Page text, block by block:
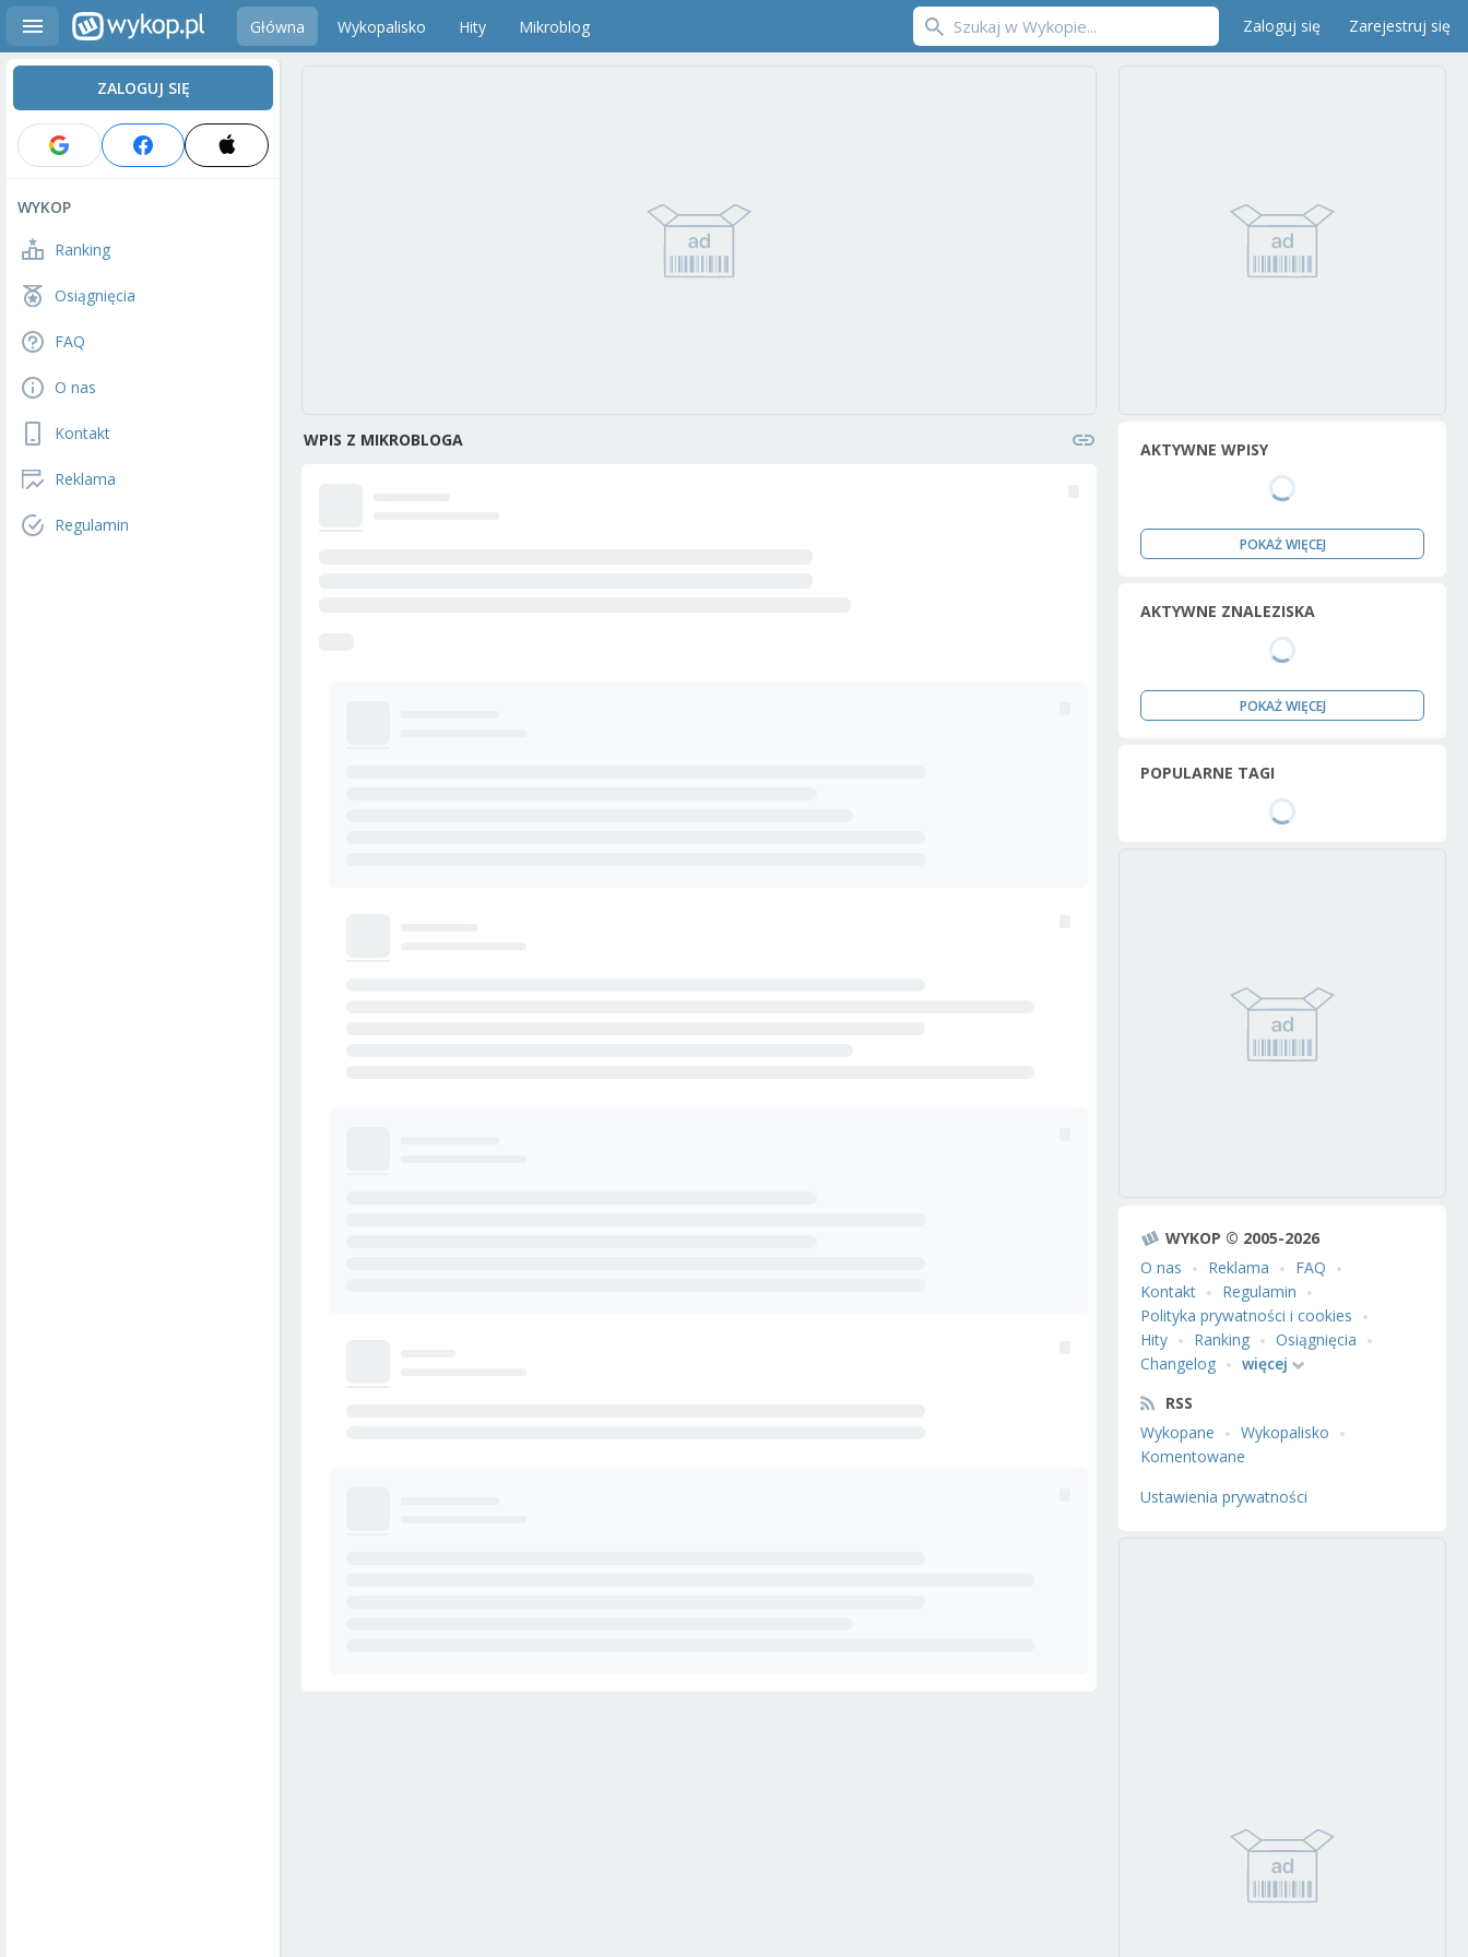
Główna Wykopalisko Hity Mikroblog Zaloguj się Zarejestruj się
ZALOGUJ SIĘ
WYKOP
Ranking
Osiągnięcia
FAQ
O nas
Kontakt
Reklama
Regulamin
WPIS Z MIKROBLOGA AKTYWNE WPISY
POKAŻ WIĘCEJ
AKTYWNE ZNALEZISKA
POKAŻ WIĘCEJ
POPULARNE TAGI
WYKOP © 2005-2026
O nas
Reklama
FAQ
Kontakt
Regulamin
Polityka prywatności i cookies
Hity
Ranking
Osiągnięcia
Changelog
więcej
RSS
Wykopane
Wykopalisko
Komentowane
Ustawienia prywatności